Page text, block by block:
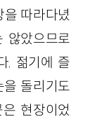
을 따라다녔
않았으므로
. 젊기에 즐
돌리기도
현장이었